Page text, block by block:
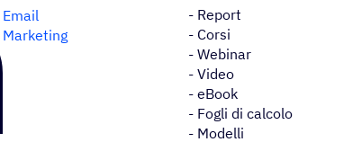
Email
Marketing
- Report
- Corsi
- Webinar
- Video
- eBook
- Fogli di calcolo
- Modelli